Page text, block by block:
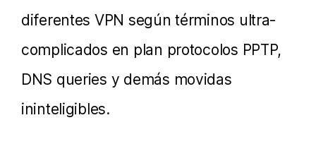
diferentes VPN según términos ultra-
complicados en plan protocolos PPTP,
DNS queries y demás movidas
ininteligibles.